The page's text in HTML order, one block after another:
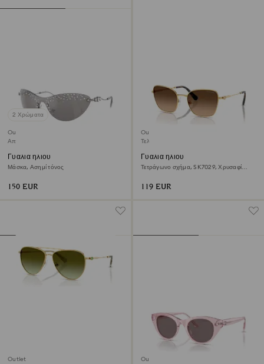
2 Χρώματα
Outlet
Αποκλειστικά προϊόντα online
Γυαλιά ηλίου
Μάσκα, Ασημί τόνος
150 EUR
Outlet
Τελευταία ευκαιρία αγοράς
Γυαλιά ηλίου
Τετράγωνο σχήμα, SK7029, Χρυσαφί
119 EUR
Outlet Outlet